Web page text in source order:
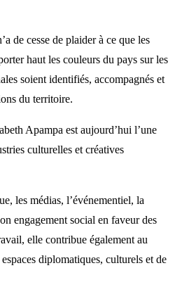
de cesse de plaider à ce que les
haut les couleurs du pays sur les
soient identifiés, accompagnés et
du territoire.
Apampa est aujourd’hui l’une
culturelles et créatives
les médias, l’événementiel, la
engagement social en faveur des
elle contribue également au
diplomatiques, culturels et de